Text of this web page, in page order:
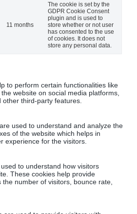
11 months
The cookie is set by the
GDPR Cookie Consent
plugin and is used to
store whether or not user
has consented to the use
of cookies. It does not
store any personal data.
to perform certain functionalities like
website on social media platforms,
third-party features.
used to understand and analyze the
of the website which helps in
experience for the visitors.
to understand how visitors
These cookies help provide
number of visitors, bounce rate,